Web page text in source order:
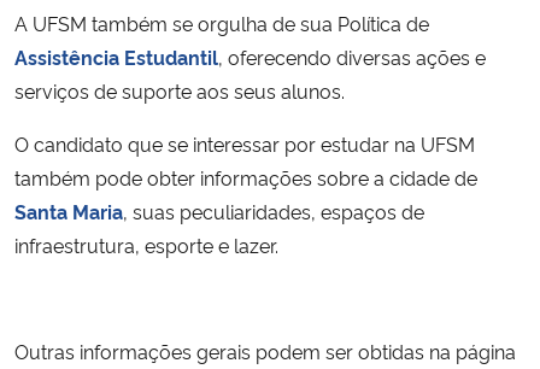
A UFSM também se orgulha de sua Política de
Assistência Estudantil, oferecendo diversas ações e
serviços de suporte aos seus alunos.
O candidato que se interessar por estudar na UFSM
também pode obter informações sobre a cidade de
Santa Maria, suas peculiaridades, espaços de
infraestrutura, esporte e lazer.
Outras informações gerais podem ser obtidas na página